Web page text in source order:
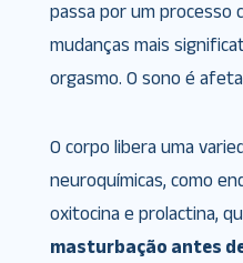
passa por um processo
mudanças mais
orgasmo. O sono é
O corpo libera uma
neuroquímicas, como
oxitocina e prolactina,
masturbação antes